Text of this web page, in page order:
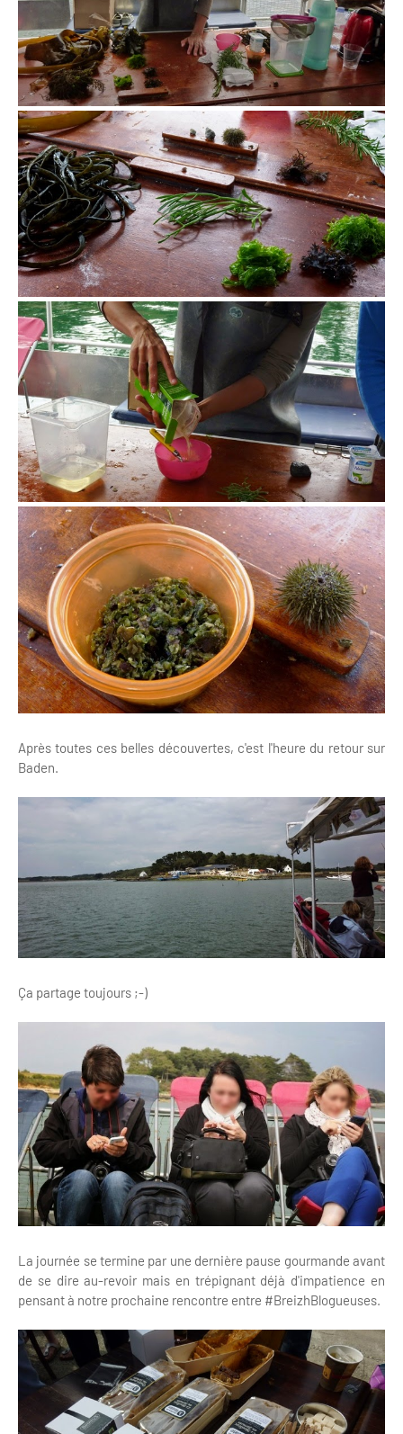
Après toutes ces belles découvertes, c'est l'heure du retour sur
Baden.
Ça partage toujours ;-)
La journée se termine par une dernière pause gourmande avant
de se dire au-revoir mais en trépignant déjà d'impatience en
pensant à notre prochaine rencontre entre #BreizhBlogueuses.